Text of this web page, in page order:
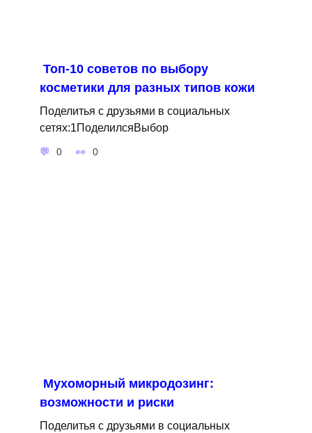
Топ-10 советов по выбору
косметики для разных типов кожи
Поделитья с друзьями в социальных
сетях:1ПоделилсяВыбор
0 0
Мухоморный микродозинг:
возможности и риски
Поделитья с друзьями в социальных